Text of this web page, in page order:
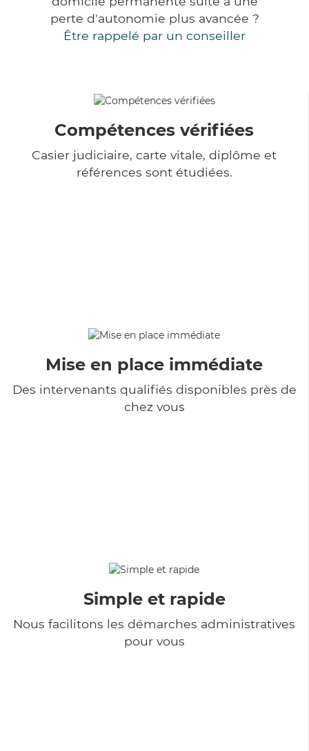
perte d'autonomie plus avancée ?
Être rappelé par un conseiller
Compétences vérifiées
Casier judiciaire, carte vitale, diplôme et
références sont étudiées.
Mise en place immédiate
Des intervenants qualifiés disponibles près de
chez vous
Simple et rapide
Nous facilitons les démarches administratives
pour vous